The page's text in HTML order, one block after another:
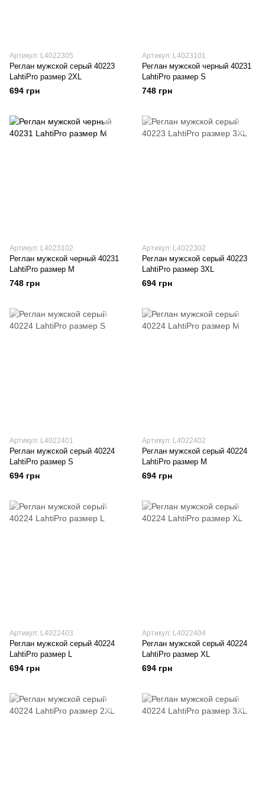
Артикул: L4022305
Реглан мужской серый 40223
LahtiPro размер 2XL
694 грн
Артикул: L4023101
Реглан мужской черный 40231
LahtiPro размер S
748 грн
Артикул: L4023102
Реглан мужской черный 40231
LahtiPro размер M
748 грн
Артикул: L4022302
Реглан мужской серый 40223
LahtiPro размер 3XL
694 грн
Артикул: L4022401
Реглан мужской серый 40224
LahtiPro размер S
694 грн
Артикул: L4022402
Реглан мужской серый 40224
LahtiPro размер M
694 грн
Артикул: L4022403
Реглан мужской серый 40224
LahtiPro размер L
694 грн
Артикул: L4022404
Реглан мужской серый 40224
LahtiPro размер XL
694 грн